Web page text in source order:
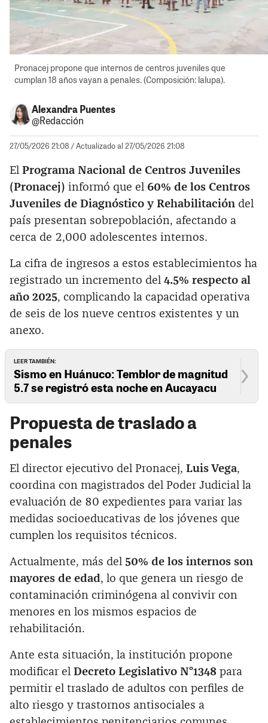
Pronacej propone que internos de centros juveniles que
cumplan 18 años vayan a penales. (Composición: lalupa).
Alexandra Puentes
@Redacción
27/05/2026 21:08 / Actualizado al 27/05/2026 21:08
El Programa Nacional de Centros Juveniles
(Pronacej) informó que el 60% de los Centros
Juveniles de Diagnóstico y Rehabilitación del
país presentan sobrepoblación, afectando a
cerca de 2,000 adolescentes internos.
La cifra de ingresos a estos establecimientos ha
registrado un incremento del 4.5% respecto al
año 2025, complicando la capacidad operativa
de seis de los nueve centros existentes y un
anexo.
LEER TAMBIÉN:
Sismo en Huánuco: Temblor de magnitud
5.7 se registró esta noche en Aucayacu
Propuesta de traslado a
penales
El director ejecutivo del Pronacej, Luis Vega,
coordina con magistrados del Poder Judicial la
evaluación de 80 expedientes para variar las
medidas socioeducativas de los jóvenes que
cumplen los requisitos técnicos.
Actualmente, más del 50% de los internos son
mayores de edad, lo que genera un riesgo de
contaminación criminógena al convivir con
menores en los mismos espacios de
rehabilitación.
Ante esta situación, la institución propone
modificar el Decreto Legislativo N°1348 para
permitir el traslado de adultos con perfiles de
alto riesgo y trastornos antisociales a